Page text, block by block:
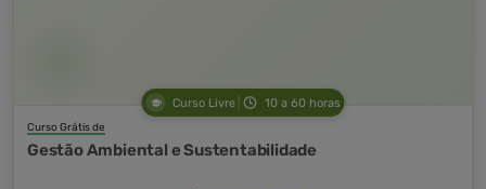
Curso Livre 10 a 60 horas
Curso Grátis de
Gestão Ambiental e Sustentabilidade